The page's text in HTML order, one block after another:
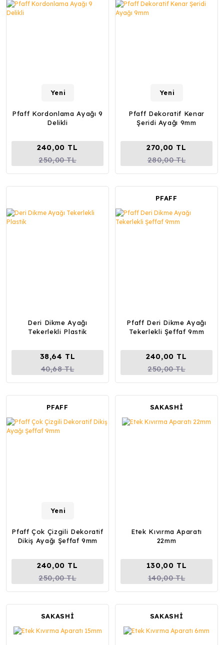
Yeni
Pfaff Kordonlama Ayağı 9
Delikli
240,00 TL
250,00 TL
Yeni
Pfaff Dekoratif Kenar
Şeridi Ayağı 9mm
270,00 TL
280,00 TL
Deri Dikme Ayağı
Tekerlekli Plastik
38,64 TL
40,68 TL
PFAFF
Pfaff Deri Dikme Ayağı
Tekerlekli Şeffaf 9mm
240,00 TL
250,00 TL
PFAFF
Yeni
Pfaff Çok Çizgili Dekoratif
Dikiş Ayağı Şeffaf 9mm
240,00 TL
250,00 TL
SAKASHİ
Etek Kıvırma Aparatı
22mm
130,00 TL
140,00 TL
SAKASHİ SAKASHİ